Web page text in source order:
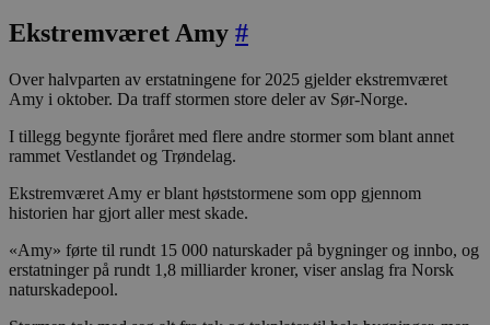
Ekstremværet Amy #
Over halvparten av erstatningene for 2025 gjelder ekstremværet
Amy i oktober. Da traff stormen store deler av Sør-Norge.
I tillegg begynte fjoråret med flere andre stormer som blant annet
rammet Vestlandet og Trøndelag.
Ekstremværet Amy er blant høststormene som opp gjennom
historien har gjort aller mest skade.
«Amy» førte til rundt 15 000 naturskader på bygninger og innbo, og
erstatninger på rundt 1,8 milliarder kroner, viser anslag fra Norsk
naturskadepool.